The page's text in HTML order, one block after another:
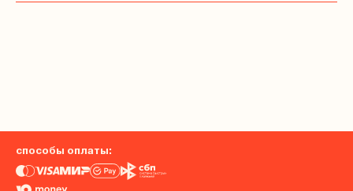
способы оплаты: